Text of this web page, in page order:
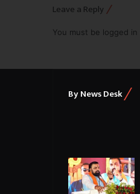
Leave a Reply
You must be logged in
By News Desk